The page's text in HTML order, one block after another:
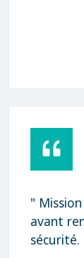
"
avant
sécurité.